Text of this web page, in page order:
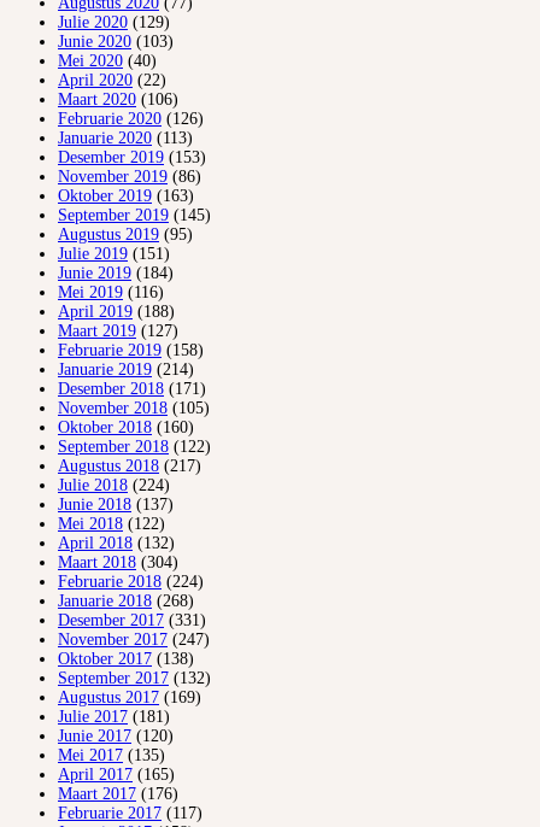
Julie 2020 (129)
Junie 2020 (103)
Mei 2020 (40)
April 2020 (22)
Maart 2020 (106)
Februarie 2020 (126)
Januarie 2020 (113)
Desember 2019 (153)
November 2019 (86)
Oktober 2019 (163)
September 2019 (145)
Augustus 2019 (95)
Julie 2019 (151)
Junie 2019 (184)
Mei 2019 (116)
April 2019 (188)
Maart 2019 (127)
Februarie 2019 (158)
Januarie 2019 (214)
Desember 2018 (171)
November 2018 (105)
Oktober 2018 (160)
September 2018 (122)
Augustus 2018 (217)
Julie 2018 (224)
Junie 2018 (137)
Mei 2018 (122)
April 2018 (132)
Maart 2018 (304)
Februarie 2018 (224)
Januarie 2018 (268)
Desember 2017 (331)
November 2017 (247)
Oktober 2017 (138)
September 2017 (132)
Augustus 2017 (169)
Julie 2017 (181)
Junie 2017 (120)
Mei 2017 (135)
April 2017 (165)
Maart 2017 (176)
Februarie 2017 (117)